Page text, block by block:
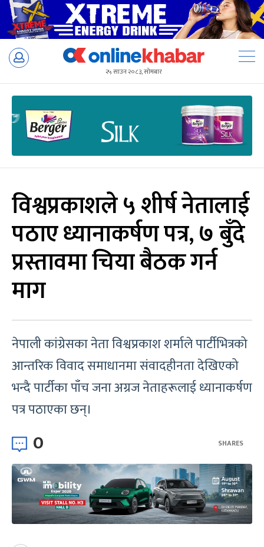
Skip
२५ साउन २०८३, सोमबार
विश्वप्रकाशले ५ शीर्ष नेतालाई
पठाए ध्यानाकर्षण पत्र, ७ बुँदे
प्रस्तावमा चिया बैठक गर्न
माग
नेपाली कांग्रेसका नेता विश्वप्रकाश शर्माले पार्टीभित्रको
आन्तरिक विवाद समाधानमा संवादहीनता देखिएको
भन्दै पार्टीका पाँच जना अग्रज नेताहरूलाई ध्यानाकर्षण
पत्र पठाएका छन्।
0 SHARES